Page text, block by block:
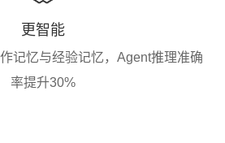
更智能
记忆与经验记忆，Agent推理准确
率提升30%